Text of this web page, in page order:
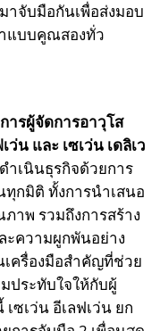
าจับมือกันเพื่อส่งมอบ
แบบคูณสองทั่ว
ารผู้จัดการอาวุโส
น และ เซเว่น เดลิเว
ำเนินธุรกิจด้วยการ
กมิติ ทั้งการนำเสนอ
าพ รวมถึงการสร้าง
ะความผูกพันอย่าง
ครื่องมือสำคัญที่ช่วย
ประทับใจให้กับผู้
ซเว่น อีเลฟเว่น ยก